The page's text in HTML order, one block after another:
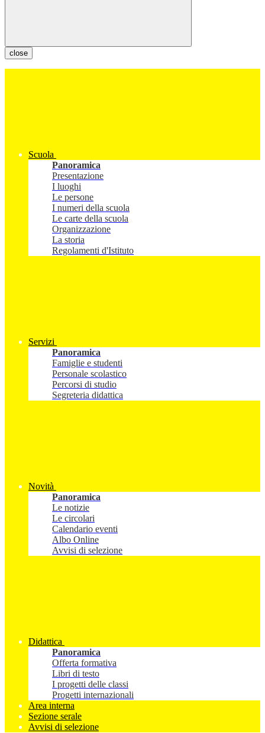
close
Scuola
Panoramica
Presentazione
I luoghi
Le persone
I numeri della scuola
Le carte della scuola
Organizzazione
La storia
Regolamenti d'Istituto
Servizi
Panoramica
Famiglie e studenti
Personale scolastico
Percorsi di studio
Segreteria didattica
Novità
Panoramica
Le notizie
Le circolari
Calendario eventi
Albo Online
Avvisi di selezione
Didattica
Panoramica
Offerta formativa
Libri di testo
I progetti delle classi
Progetti internazionali
Area interna
Sezione serale
Avvisi di selezione